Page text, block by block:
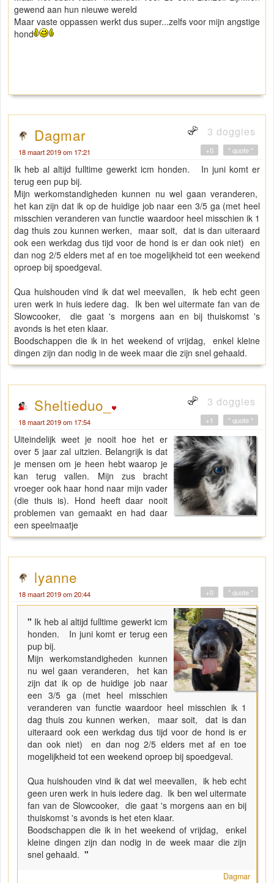
gewend aan hun nieuwe wereld
Maar vaste oppassen werkt dus super...zelfs voor mijn angstige
hond
Dagmar 3 doggies
18 maart 2019 om 17:21 " quote "
+0
Ik heb al altijd fulltime gewerkt icm honden. In juni komt er
terug een pup bij.
Mijn werkomstandigheden kunnen nu wel gaan veranderen,
het kan zijn dat ik op de huidige job naar een 3/5 ga (met heel
misschien veranderen van functie waardoor heel misschien ik 1
dag thuis zou kunnen werken, maar soit, dat is dan uiteraard
ook een werkdag dus tijd voor de hond is er dan ook niet) en
dan nog 2/5 elders met af en toe mogelijkheid tot een weekend
oproep bij spoedgeval.
Qua huishouden vind ik dat wel meevallen, ik heb echt geen
uren werk in huis iedere dag. Ik ben wel uitermate fan van de
Slowcooker, die gaat 's morgens aan en bij thuiskomst 's
avonds is het eten klaar.
Boodschappen die ik in het weekend of vrijdag, enkel kleine
dingen zijn dan nodig in de week maar die zijn snel gehaald.
Sheltieduo_ 3 doggies
18 maart 2019 om 17:54 " quote "
+1
Uiteindelijk weet je nooit hoe het er
over 5 jaar zal uitzien. Belangrijk is dat
je mensen om je heen hebt waarop je
kan terug vallen. Mijn zus bracht
vroeger ook haar hond naar mijn vader
(die thuis is). Hond heeft daar nooit
problemen van gemaakt en had daar
een speelmaatje
lyanne
18 maart 2019 om 20:44 " quote "
+0
" Ik heb al altijd fulltime gewerkt icm
honden. In juni komt er terug een
pup bij.
Mijn werkomstandigheden kunnen
nu wel gaan veranderen, het kan
zijn dat ik op de huidige job naar
een 3/5 ga (met heel misschien
veranderen van functie waardoor heel misschien ik 1
dag thuis zou kunnen werken, maar soit, dat is dan
uiteraard ook een werkdag dus tijd voor de hond is er
dan ook niet) en dan nog 2/5 elders met af en toe
mogelijkheid tot een weekend oproep bij spoedgeval.
Qua huishouden vind ik dat wel meevallen, ik heb echt
geen uren werk in huis iedere dag. Ik ben wel uitermate
fan van de Slowcooker, die gaat 's morgens aan en bij
thuiskomst 's avonds is het eten klaar.
Boodschappen die ik in het weekend of vrijdag, enkel
kleine dingen zijn dan nodig in de week maar die zijn
snel gehaald. "
Dagmar